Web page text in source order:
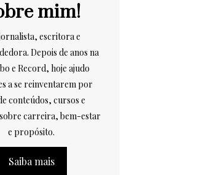
mim!
escritora e
Depois de anos na
e Record, hoje ajudo
a se reinventarem por
conteúdos, cursos e
carreira, bem-estar
e propósito.
Saiba mais